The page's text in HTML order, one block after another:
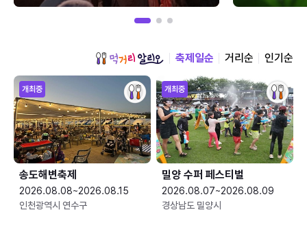
축제일순 거리순 인기순
개최중
송도해변축제
2026.08.08~2026.08.15
인천광역시 연수구
개최중
밀양 수퍼 페스티벌
2026.08.07~2026.08.09
경상남도 밀양시